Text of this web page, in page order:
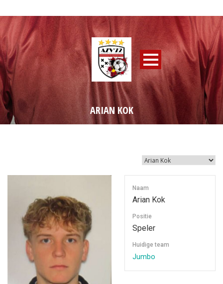
ARIAN KOK
Naam
Arian Kok
Positie
Speler
Huidige team
Jumbo